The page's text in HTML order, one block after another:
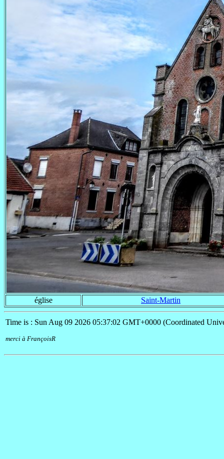
église Saint-Martin
Time is : Sun Aug 09 2026 05:37:02 GMT+0000 (Coordinated
merci à FrançoisR